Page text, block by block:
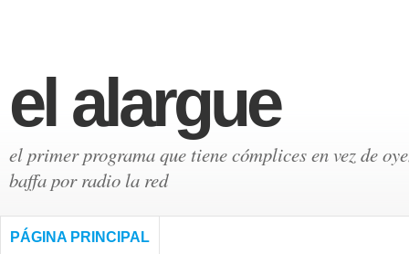
el alargue
el primer programa que tiene cómplices en vez de
baffa por radio la red
PÁGINA PRINCIPAL